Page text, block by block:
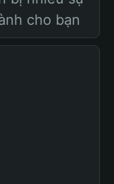
cho bạn